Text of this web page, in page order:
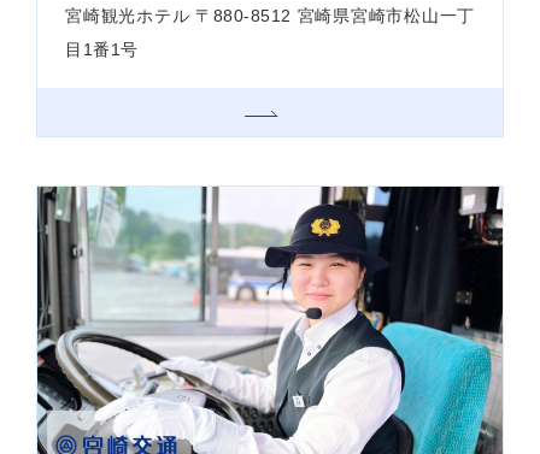
宮崎観光ホテル 〒880-8512 宮崎県宮崎市松山一丁
目1番1号